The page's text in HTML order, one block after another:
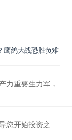
鹰鸽大战恐胜负难
力重要生力军，
您开始投资之